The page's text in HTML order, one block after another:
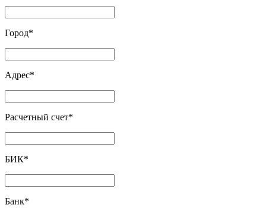
Город*
Адрес*
Расчетный счет*
БИК*
Банк*